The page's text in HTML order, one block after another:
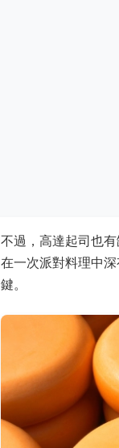
不過，高達起司也
在一次派對料理中
鍵。